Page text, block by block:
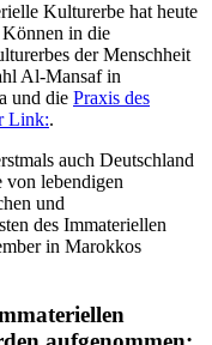
Kulturerbe hat heute
in die
der Menschheit
Al-Mansaf in
und die Praxis des
Link:.
auch Deutschland
von lebendigen
und
des Immateriellen
in Marokkos